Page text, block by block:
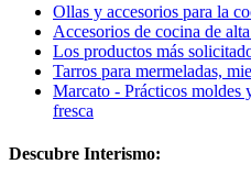
Ollas y accesorios para la
Accesorios de cocina de
Los productos más
Tarros para mermeladas,
Marcato - Prácticos moldes
fresca
Descubre Interismo: